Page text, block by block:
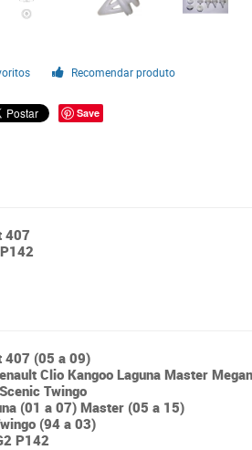
Recomendar produto
Save
407
407 (05 a 09)
Clio Kangoo Laguna Master
Twingo
(01 a 07) Master (05 a 15)
(94 a 03)
P142